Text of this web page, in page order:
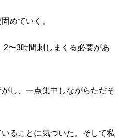
めていく。
〜3時間刺しまくる必要があ
し、一点集中しながらただそ
ることに気づいた。そして私